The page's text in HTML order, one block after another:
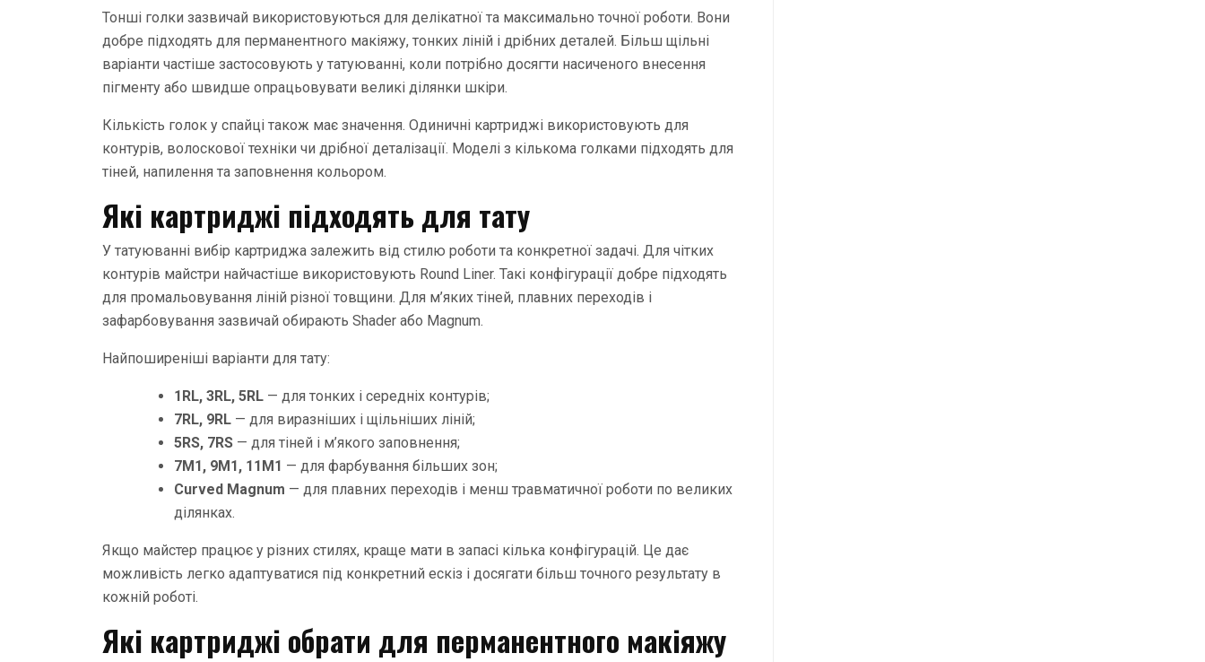
Тонші голки зазвичай використовуються для делікатної та максимально точної роботи. Вони
добре підходять для перманентного макіяжу, тонких ліній і дрібних деталей. Більш щільні
варіанти частіше застосовують у татуюванні, коли потрібно досягти насиченого внесення
пігменту або швидше опрацьовувати великі ділянки шкіри.
Кількість голок у спайці також має значення. Одиничні картриджі використовують для
контурів, волоскової техніки чи дрібної деталізації. Моделі з кількома голками підходять для
тіней, напилення та заповнення кольором.
Які картриджі підходять для тату
У татуюванні вибір картриджа залежить від стилю роботи та конкретної задачі. Для чітких
контурів майстри найчастіше використовують Round Liner. Такі конфігурації добре підходять
для промальовування ліній різної товщини. Для м’яких тіней, плавних переходів і
зафарбовування зазвичай обирають Shader або Magnum.
Найпоширеніші варіанти для тату:
1RL, 3RL, 5RL — для тонких і середніх контурів;
7RL, 9RL — для виразніших і щільніших ліній;
5RS, 7RS — для тіней і м’якого заповнення;
7M1, 9M1, 11M1 — для фарбування більших зон;
Curved Magnum — для плавних переходів і менш травматичної роботи по великих
ділянках.
Якщо майстер працює у різних стилях, краще мати в запасі кілька конфігурацій. Це дає
можливість легко адаптуватися під конкретний ескіз і досягати більш точного результату в
кожній роботі.
Які картриджі обрати для перманентного макіяжу